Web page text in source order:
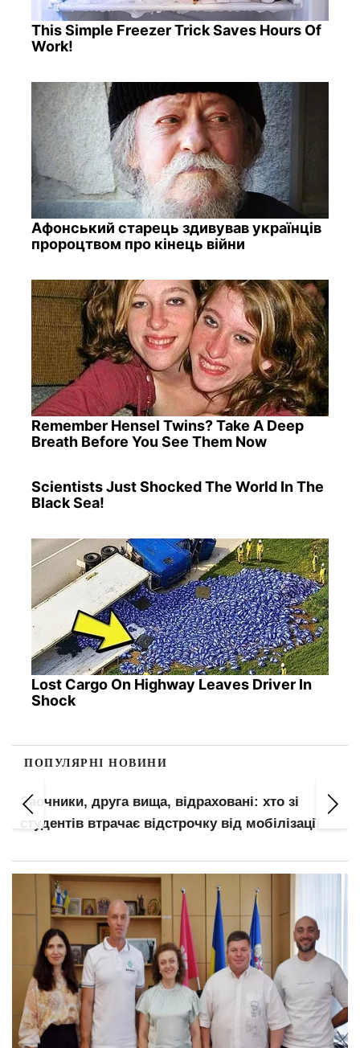
This Simple Freezer Trick Saves Hours Of
Work!
Афонський старець здивував українців
пророцтвом про кінець війни
Remember Hensel Twins? Take A Deep
Breath Before You See Them Now
Scientists Just Shocked The World In The
Black Sea!
Lost Cargo On Highway Leaves Driver In
Shock
ПОПУЛЯРНІ НОВИНИ
Заочники, друга вища, відраховані: хто зі
студентів втрачає відстрочку від мобілізації